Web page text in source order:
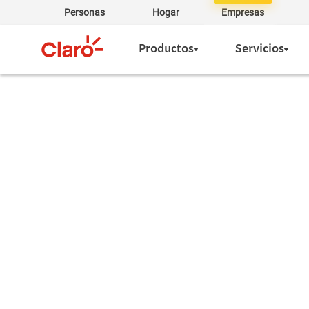
Personas Hogar Empresas
Productos Servicios